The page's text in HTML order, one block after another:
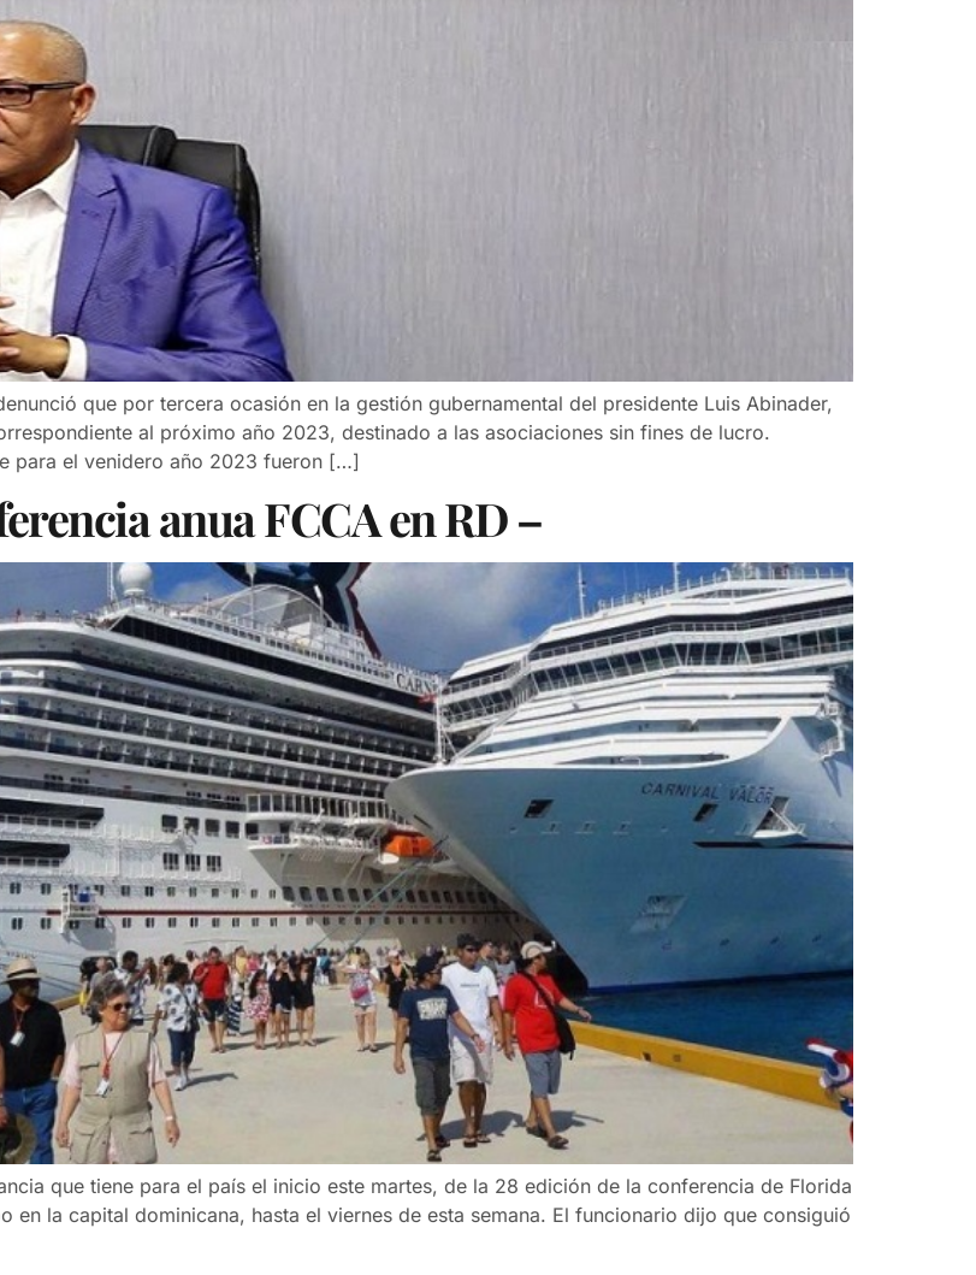
que por tercera ocasión en la gestión gubernamental del presidente Luis Abinader,
al próximo año 2023, destinado a las asociaciones sin fines de lucro.
para el venidero año 2023 fueron […]
anua FCCA en RD –
que tiene para el país el inicio este martes, de la 28 edición de la conferencia de Florida
en la capital dominicana, hasta el viernes de esta semana. El funcionario dijo que consiguió